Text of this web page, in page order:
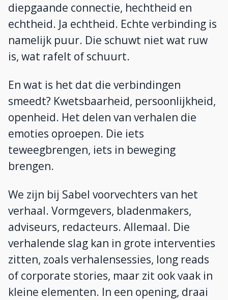
diepgaande connectie, hechtheid en
echtheid. Ja echtheid. Echte verbinding is
namelijk puur. Die schuwt niet wat ruw
is, wat rafelt of schuurt.
En wat is het dat die verbindingen
smeedt? Kwetsbaarheid, persoonlijkheid,
openheid. Het delen van verhalen die
emoties oproepen. Die iets
teweegbrengen, iets in beweging
brengen.
We zijn bij Sabel voorvechters van het
verhaal. Vormgevers, bladenmakers,
adviseurs, redacteurs. Allemaal. Die
verhalende slag kan in grote interventies
zitten, zoals verhalensessies, long reads
of corporate stories, maar zit ook vaak in
kleine elementen. In een opening, draai